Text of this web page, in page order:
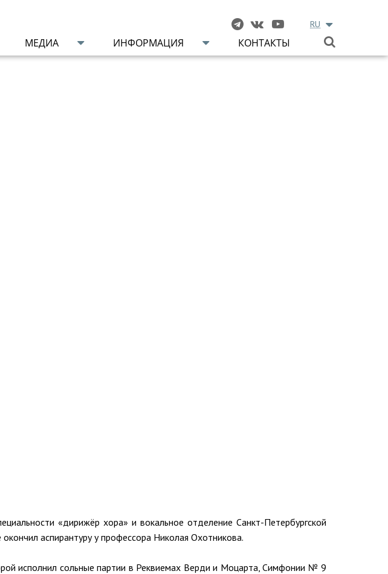
RU
МЕДИА ИНФОРМАЦИЯ КОНТАКТЫ
«дирижёр хора» и вокальное отделение Санкт-Петербургской
аспирантуру у профессора Николая Охотникова.
исполнил сольные партии в Реквиемах Верди и Моцарта, Симфонии № 9